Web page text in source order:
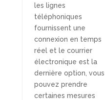
les lignes
téléphoniques
fournissent une
connexion en temps
réel et le courrier
électronique est la
dernière option, vous
pouvez prendre
certaines mesures